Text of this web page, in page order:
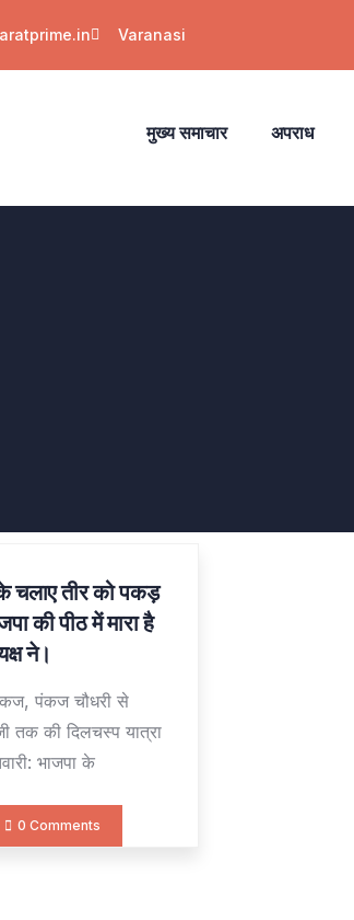
Varanasi
मुख्य समाचार अपराध
चलाए तीर को पकड़
की पीठ में मारा है
ने।
पंकज चौधरी से
तक की दिलचस्प यात्रा
भाजपा के
0 Comments